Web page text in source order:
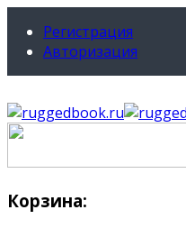
Регистрация
Авторизация
Корзина: